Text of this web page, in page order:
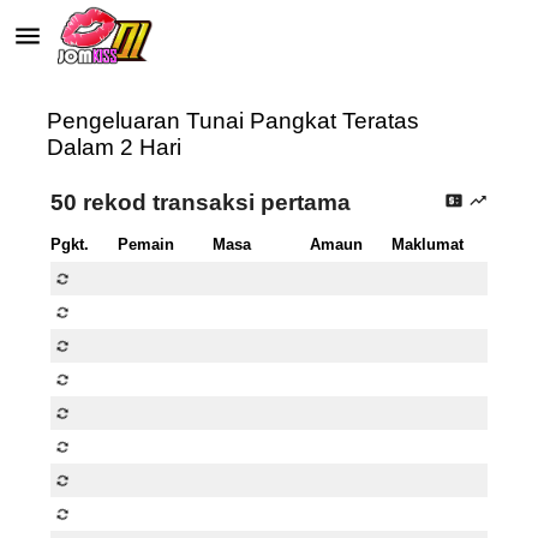
menu
Pengeluaran Tunai Pangkat Teratas
Dalam 2 Hari
50 rekod transaksi pertama price_change trending_up
Pgkt. Pemain Masa Amaun Maklumat
autorenew
autorenew
autorenew
autorenew
autorenew
autorenew
autorenew
autorenew